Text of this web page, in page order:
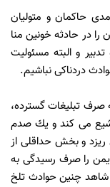
حاكمان و متوليان
در حادثه خونين منا
تدبير و البته مسئوليت
دردناكى نباشيم.
صرف تبليغات گسترده،
تشيع مى كند و يك صدم
و بخش حداقلى از
يمن را صرف رسيدگى به
شاهد چنين حوادث تلخ